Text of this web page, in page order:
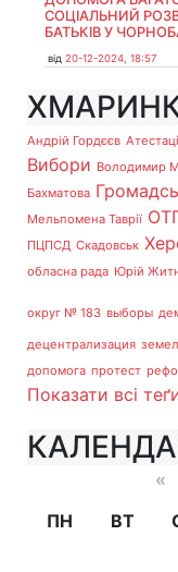
СОЦІАЛЬНИЙ
БАТЬКІВ У
від 20-12-2024, 18:57
Андрій Гордєєв
Вибори Володимир
Бахматова
Мельпомена Таврії
ПЦПСД Скадовськ
обласна рада Юрій
округ № 183 выборы
децентрализация
допомога протест
Показати всі
«
ПН
ВТ